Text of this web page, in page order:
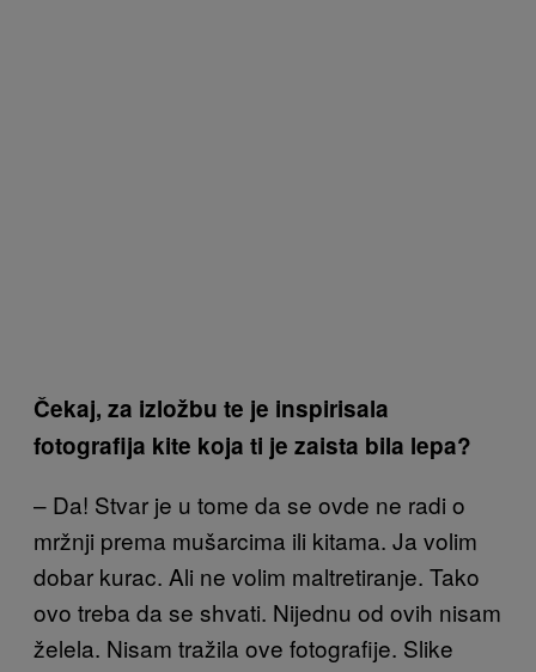
Čekaj, za izložbu te je inspirisala
fotografija kite koja ti je zaista bila lepa?
– Da! Stvar je u tome da se ovde ne radi o
mržnji prema mušarcima ili kitama. Ja volim
dobar kurac. Ali ne volim maltretiranje. Tako
ovo treba da se shvati. Nijednu od ovih nisam
želela. Nisam tražila ove fotografije. Slike